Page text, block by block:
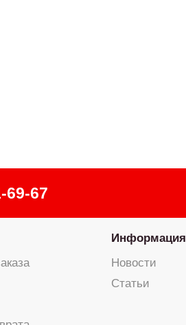
69-67
Информация
Новости
Статьи